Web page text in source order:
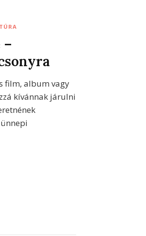
film, album vagy
kívánnak járulni